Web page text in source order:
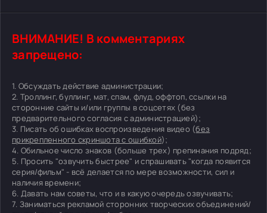
ВНИМАНИЕ! В комментариях
запрещено:
1. Обсуждать действие администрации;
2. Троллинг, буллинг, мат, спам, флуд, оффтоп, ссылки на
сторонние сайты и/или группы в соцсетях (без
предварительного согласия с администрацией);
3. Писать об ошибках воспроизведения видео (без
прикрепленного скриншота с ошибкой);
4. Обильное число знаков (больше трех) препинания подряд;
5. Просить "озвучить быстрее" и спрашивать "когда появится
серия/фильм" - всё делается по мере возможности, сил и
наличия времени;
6. Давать нам советы, что и в какую очередь озвучивать;
7. Заниматься рекламой сторонних творческих объединений/